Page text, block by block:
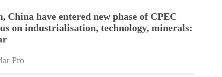
China have entered new phase of CPEC
on industrialisation, technology, minerals:
Pro